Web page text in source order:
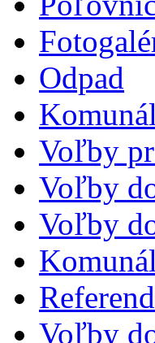
Odpad
Voľby
Voľby
Voľby
Voľby